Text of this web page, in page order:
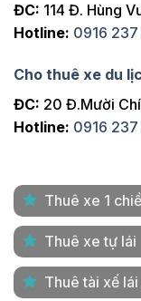
ĐC: 114 Đ. Hùng
Hotline: 0916
Cho thuê xe du
ĐC: 20 Đ.Mười
Hotline: 0916
Thuê xe 1
Thuê xe tự lái
Thuê tài xế